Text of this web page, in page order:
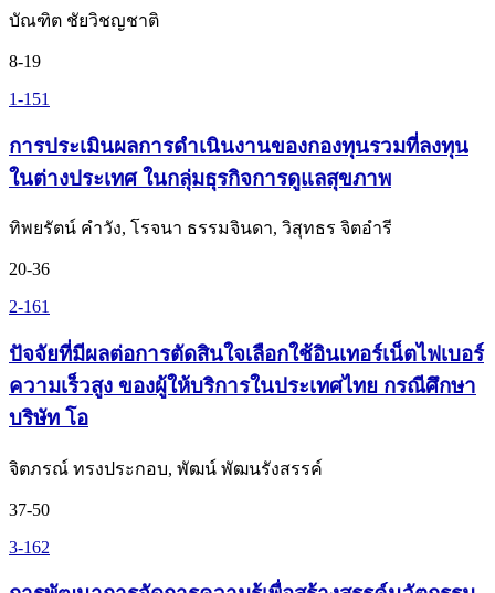
บัณฑิต ชัยวิชญชาติ
8-19
1-151
การประเมินผลการดำเนินงานของกองทุนรวมที่ลงทุน
ในต่างประเทศ ในกลุ่มธุรกิจการดูแลสุขภาพ
ทิพยรัตน์ คำวัง, โรจนา ธรรมจินดา, วิสุทธร จิตอำรี
20-36
2-161
ปัจจัยที่มีผลต่อการตัดสินใจเลือกใช้อินเทอร์เน็ตไฟเบอร์
ความเร็วสูง ของผู้ให้บริการในประเทศไทย กรณีศึกษา
บริษัท โอ
จิตภรณ์ ทรงประกอบ, พัฒน์ พัฒนรังสรรค์
37-50
3-162